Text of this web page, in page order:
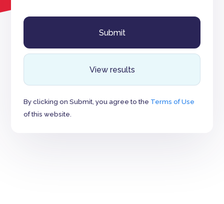
View results
By clicking on Submit, you agree to the Terms of Use
of this website.